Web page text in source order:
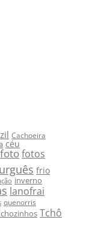
Cachoeira
céu
fotofotos
frio
inverno
lanofrai
quenorris
Tchô